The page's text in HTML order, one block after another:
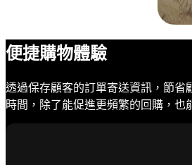
便捷購物體驗
透過保存顧客的訂單寄送資訊，節省
時間，除了能促進更頻繁的回購，也